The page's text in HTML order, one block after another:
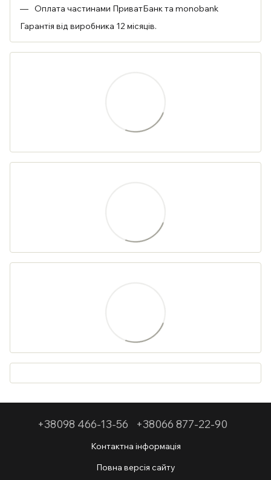
Оплата частинами ПриватБанк та monobank
Гарантія від виробника 12 місяців.
+38098 466-13-56 +38066 877-22-90
Контактна інформація
Повна версія сайту